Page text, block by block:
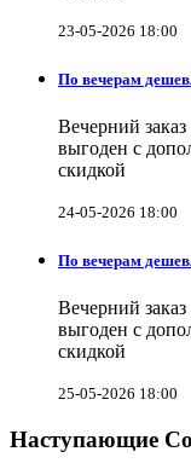
23-05-2026 18:00
По вечерам
Вечерний
выгоден с
скидкой
24-05-2026 18:00
По вечерам
Вечерний
выгоден с
скидкой
25-05-2026 18:00
Наступающие